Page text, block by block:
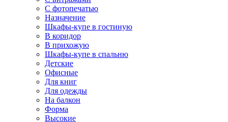
С фотопечатью
Назначение
Шкафы-купе в гостиную
В коридор
В прихожую
Шкафы-купе в спальню
Детские
Офисные
Для книг
Для одежды
На балкон
Форма
Высокие